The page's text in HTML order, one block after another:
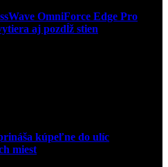
OmniForce Edge Pro
aj pozdĺž stien
kúpeľne do ulíc
miest